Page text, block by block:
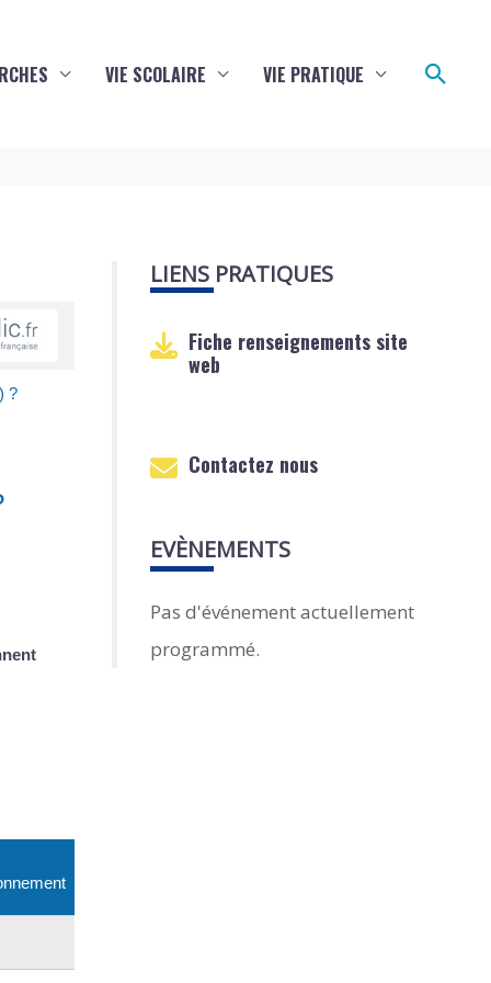
VIE SCOLAIRE VIE PRATIQUE
?
LIENS PRATIQUES
Fiche renseignements site
web
Contactez nous
EVÈNEMENTS
Pas d'événement actuellement
programmé.